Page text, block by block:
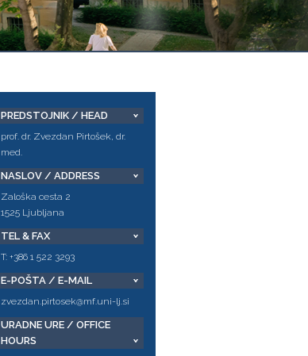
PREDSTOJNIK / HEAD
prof. dr. Zvezdan Pirtošek, dr.
med.
NASLOV / ADDRESS
Zaloška cesta 2
1525 Ljubljana
TEL & FAX
T: +386 1 522 3293
E-POŠTA / E-MAIL
zvezdan.pirtosek@mf.uni-lj.si
URADNE URE / OFFICE
HOURS